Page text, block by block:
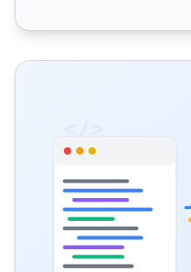
Embellisseur de Code -